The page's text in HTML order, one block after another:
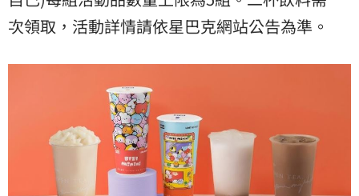
次領取，活動詳情請依星巴克網站公告為準。